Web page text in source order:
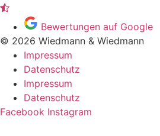
Bewertungen auf Google
© 2026 Wiedmann & Wiedmann
Impressum
Datenschutz
Impressum
Datenschutz
Facebook Instagram